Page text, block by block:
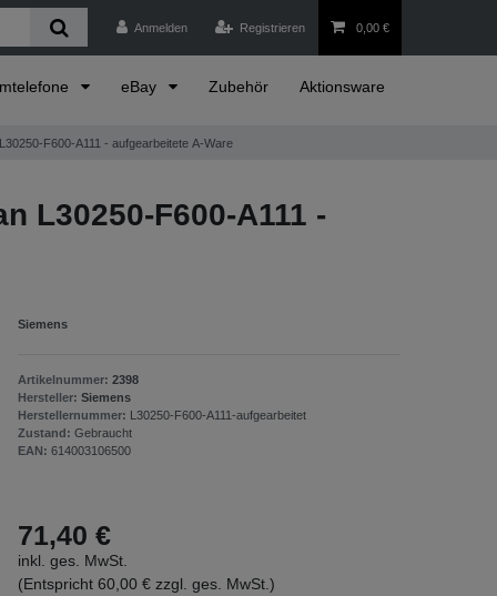
Anmelden Registrieren 0,00 €
eBay Zubehör Aktionsware
F600-A111 - aufgearbeitete A-Ware
L30250-F600-A111 -
Siemens
Artikelnummer: 2398
Hersteller: Siemens
Herstellernummer: L30250-F600-A111-aufgearbeitet
Zustand: Gebraucht
EAN: 614003106500
71,40 €
inkl. ges. MwSt.
(Entspricht 60,00 € zzgl. ges. MwSt.)